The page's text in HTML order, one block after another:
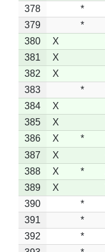
378
*
379
*
380
X
381
X
382
X
383
*
384
X
385
X
386
X *
387
X
388
X *
389
X
390
*
391
*
392
*